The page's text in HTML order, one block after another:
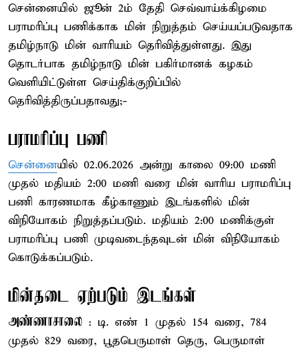
சென்னையில் ஜூன் 2ம் தேதி செவ்வாய்க்கிழமை
பராமரிப்பு பணிக்காக மின் நிறுத்தம் செய்யப்படுவதாக
தமிழ்நாடு மின் வாரியம் தெரிவித்துள்ளது. இது
தொடர்பாக தமிழ்நாடு மின் பகிர்மானக் கழகம்
வெளியிட்டுள்ள செய்திக்குறிப்பில்
தெரிவித்திருப்பதாவது;-
பராமரிப்பு பணி
சென்னையில் 02.06.2026 அன்று காலை 09:00 மணி
முதல் மதியம் 2:00 மணி வரை மின் வாரிய பராமரிப்பு
பணி காரணமாக கீழ்காணும் இடங்களில் மின்
விநியோகம் நிறுத்தப்படும். மதியம் 2:00 மணிக்குள்
பராமரிப்பு பணி முடிவடைந்தவுடன் மின் விநியோகம்
கொடுக்கப்படும்.
மின்தடை ஏற்படும் இடங்கள்
அண்ணாசாலை : டி. எண் 1 முதல் 154 வரை, 784
முதல் 829 வரை, பூதபெருமாள் தெரு, பெருமாள்